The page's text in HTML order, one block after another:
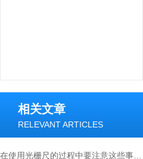
相关文章
RELEVANT ARTICLES